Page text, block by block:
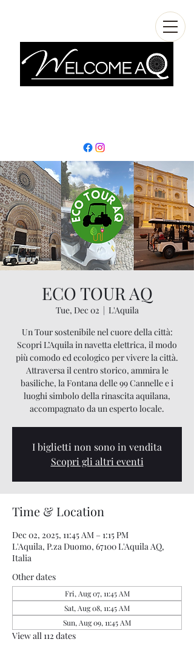
ECO TOUR AQ
Tue, Dec 02
  |
L'Aquila
Un Tour sostenibile nel cuore della città:
Scopri L’Aquila in navetta elettrica, il modo
più comodo ed ecologico per vivere la città.
Attraversa il centro storico, ammira le
basiliche, la Fontana delle 99 Cannelle e i
luoghi simbolo della rinascita aquilana,
accompagnato da un esperto locale.
I biglietti non sono in vendita
Scopri gli altri eventi
Time & Location
Dec 02, 2025, 11:45 AM – 1:15 PM
L'Aquila, P.za Duomo, 67100 L'Aquila AQ,
Italia
Other dates
Fri, Aug 07, 11:45 AM
Sat, Aug 08, 11:45 AM
Sun, Aug 09, 11:45 AM
View all 112 dates